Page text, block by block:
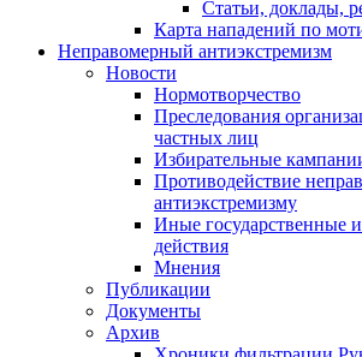
Статьи, доклады,
Карта нападений по
Неправомерный антиэкстремизм
Новости
Нормотворчество
Преследования
частных лиц
Избирательные
Противодействие
антиэкстремизму
Иные государственные
действия
Мнения
Публикации
Документы
Архив